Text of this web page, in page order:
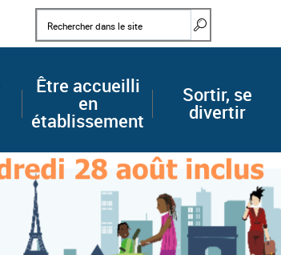
Mots clés
Être accueilli
en
établissement
Sortir, se
divertir